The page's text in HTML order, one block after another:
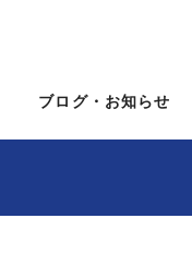
ブログ・お知らせ